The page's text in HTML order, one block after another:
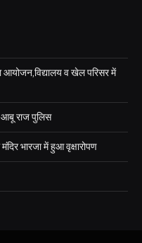
आयोजन,विद्यालय व खेल परिसर में
आबू राज पुलिस
भारजा में हुआ वृक्षारोपण